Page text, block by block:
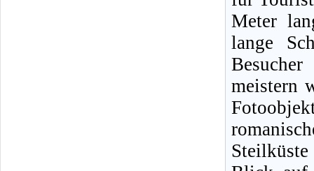
Meter
lange
meistern